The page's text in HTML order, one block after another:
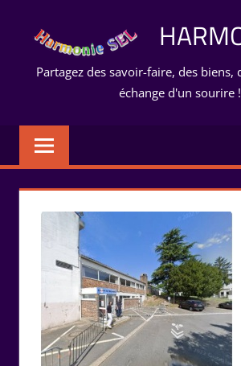
Partagez des savoir-faire, des biens,
échange d'un sourire !